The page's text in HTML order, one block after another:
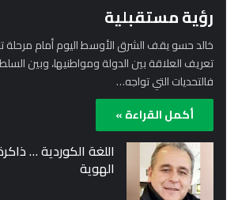
رؤية مستقبلية
خالد حسو يقف الشرق الأوسط اليوم أمام مرحلة
تعريف العلاقة بين الدولة ومواطنيها، وبين
فالتحديات التي تواجه…
أكمل القراءة »
اللغة الكوردية …
الهوية